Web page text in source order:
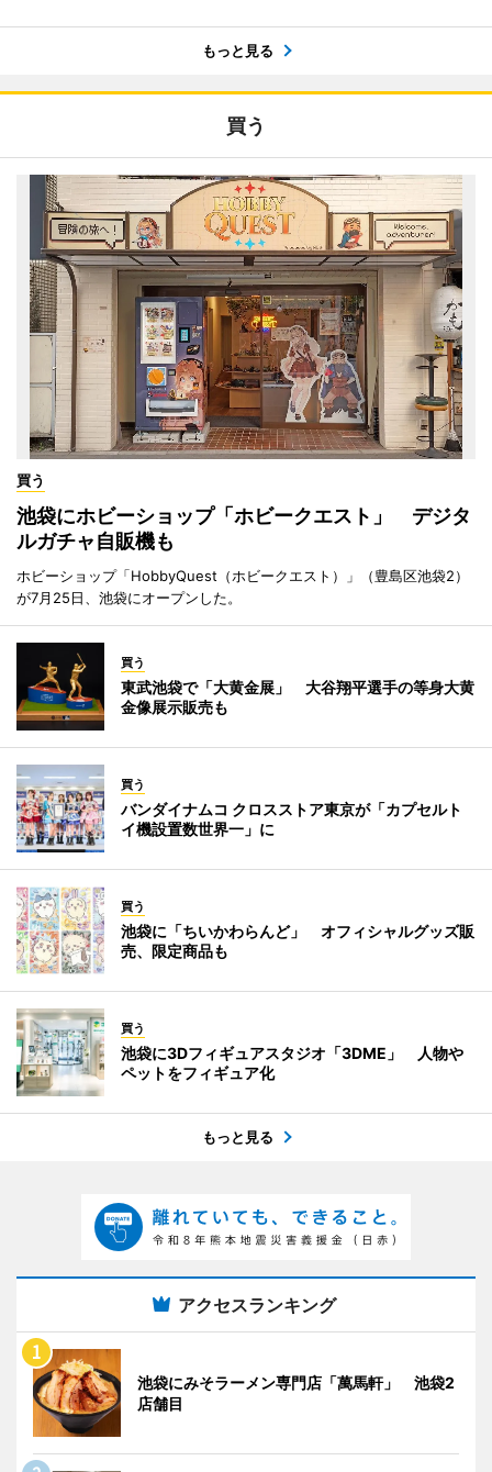
もっと見る
買う
買う
池袋にホビーショップ「ホビークエスト」 デジタ
ルガチャ自販機も
ホビーショップ「HobbyQuest（ホビークエスト）」（豊島区池袋2）
が7月25日、池袋にオープンした。
買う
東武池袋で「大黄金展」 大谷翔平選手の等身大黄
金像展示販売も
買う
バンダイナムコ クロスストア東京が「カプセルト
イ機設置数世界一」に
買う
池袋に「ちいかわらんど」 オフィシャルグッズ販
売、限定商品も
買う
池袋に3Dフィギュアスタジオ「3DME」 人物や
ペットをフィギュア化
もっと見る
アクセスランキング
池袋にみそラーメン専門店「萬馬軒」 池袋2
店舗目